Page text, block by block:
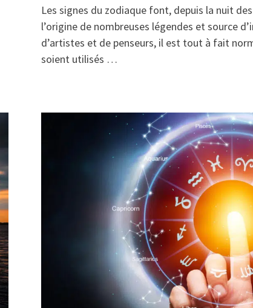
Les signes du zodiaque font, depuis la nuit
l’origine de nombreuses légendes et source
d’artistes et de penseurs, il est tout à fait
soient utilisés …